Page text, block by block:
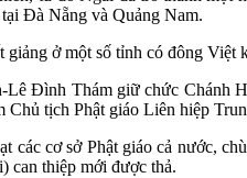
Đà Nẵng và Quảng Nam.
ở một số tỉnh có đông
Lê Đình Thám giữ chức
Chủ tịch Phật giáo Liên hiệp
các cơ sở Phật giáo cả nước,
can thiệp mới được thả.